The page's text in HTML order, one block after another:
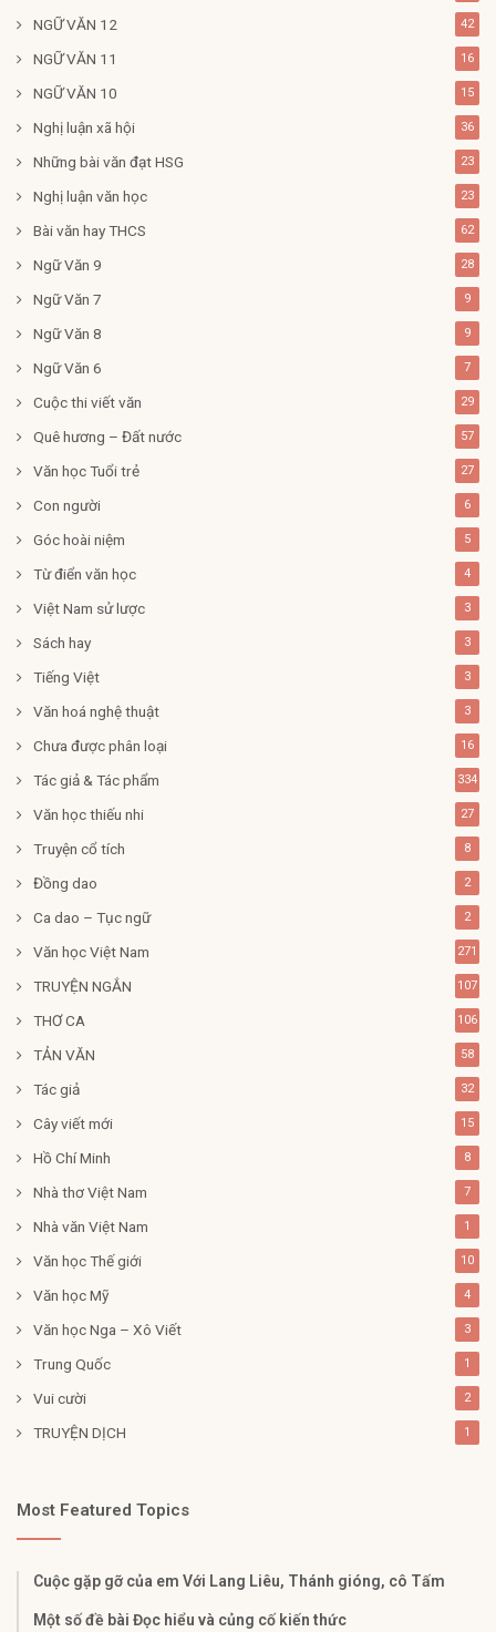
NGỮ VĂN 12 42
NGỮ VĂN 11 16
NGỮ VĂN 10 15
Nghị luận xã hội 36
Những bài văn đạt HSG 23
Nghị luận văn học 23
Bài văn hay THCS 62
Ngữ Văn 9 28
Ngữ Văn 7 9
Ngữ Văn 8 9
Ngữ Văn 6 7
Cuộc thi viết văn 29
Quê hương – Đất nước 57
Văn học Tuổi trẻ 27
Con người 6
Góc hoài niệm 5
Từ điển văn học 4
Việt Nam sử lược 3
Sách hay 3
Tiếng Việt 3
Văn hoá nghệ thuật 3
Chưa được phân loại 16
Tác giả & Tác phẩm 334
Văn học thiếu nhi 27
Truyện cổ tích 8
Đồng dao 2
Ca dao – Tục ngữ 2
Văn học Việt Nam 271
TRUYỆN NGẮN 107
THƠ CA 106
TẢN VĂN 58
Tác giả 32
Cây viết mới 15
Hồ Chí Minh 8
Nhà thơ Việt Nam 7
Nhà văn Việt Nam 1
Văn học Thế giới 10
Văn học Mỹ 4
Văn học Nga – Xô Viết 3
Trung Quốc 1
Vui cười 2
TRUYỆN DỊCH 1
Most Featured Topics
Cuộc gặp gỡ của em Với Lang Liêu, Thánh gióng, cô Tấm
Một số đề bài Đọc hiểu và củng cố kiến thức